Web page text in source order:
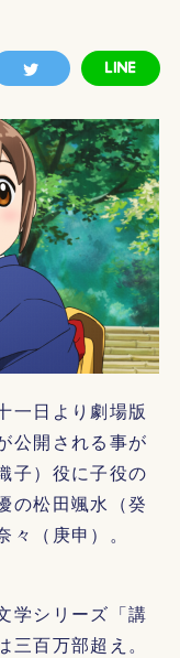
一日より劇場版
公開される事が
子）役に子役の
の松田颯水（癸
（庚申）。
学シリーズ「講
百万部超え。